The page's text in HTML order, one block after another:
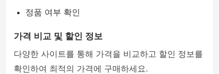
정품 여부 확인
가격 비교 및 할인 정보
다양한 사이트를 통해 가격을 비교하고 할인 정보를
확인하여 최적의 가격에 구매하세요.